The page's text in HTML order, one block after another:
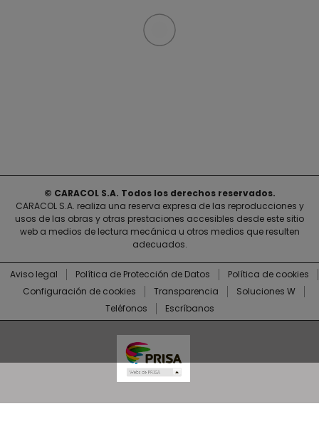
© CARACOL S.A. Todos los derechos reservados.
CARACOL S.A. realiza una reserva expresa de las reproducciones y
usos de las obras y otras prestaciones accesibles desde este sitio
web a medios de lectura mecánica u otros medios que resulten
adecuados.
Aviso legal Política de Protección de Datos
Política de cookies
Configuración de cookies
Transparencia
Soluciones W
Teléfonos
Escríbanos